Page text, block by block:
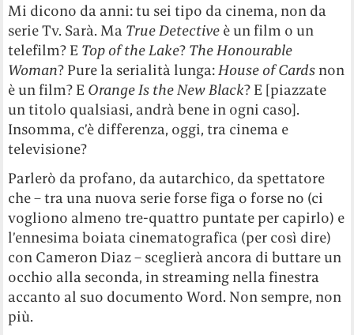
Mi dicono da anni: tu sei tipo da cinema, non da
serie Tv. Sarà. Ma True Detective è un film o un
telefilm? E Top of the Lake? The Honourable
Woman? Pure la serialità lunga: House of Cards non
è un film? E Orange Is the New Black? E [piazzate
un titolo qualsiasi, andrà bene in ogni caso].
Insomma, c’è differenza, oggi, tra cinema e
televisione?
Parlerò da profano, da autarchico, da spettatore
che – tra una nuova serie forse figa o forse no (ci
vogliono almeno tre-quattro puntate per capirlo) e
l’ennesima boiata cinematografica (per così dire)
con Cameron Diaz – sceglierà ancora di buttare un
occhio alla seconda, in streaming nella finestra
accanto al suo documento Word. Non sempre, non
più.